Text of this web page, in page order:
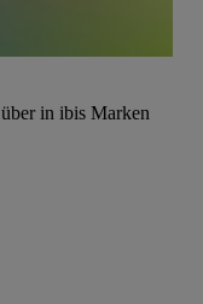
über in ibis Marken